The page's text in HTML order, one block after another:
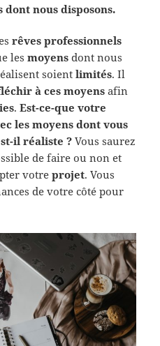
nous disposons.
rêves professionnels
lesmoyens dont nous
soientlimités. Il
à ces moyensafin
.Est-ce-que votre
les moyens dont vous
il réaliste ?Vous saurez
de faire ou non et
votreprojet. Vous
de votre côté pour